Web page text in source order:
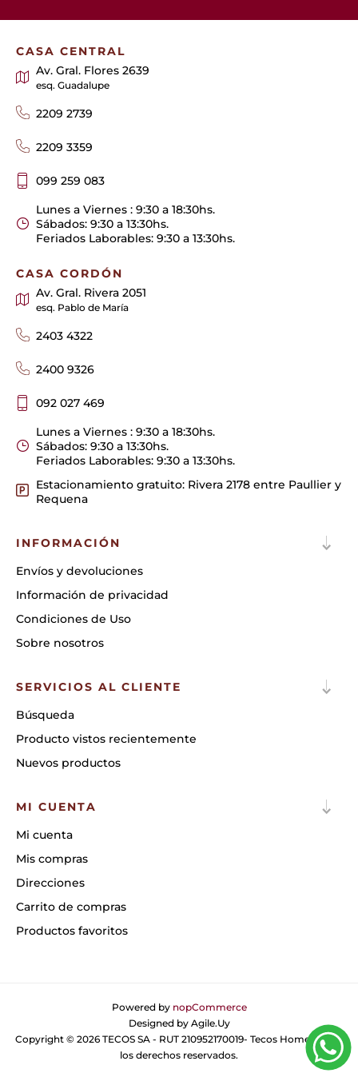
CASA CENTRAL
Av. Gral. Flores 2639
esq. Guadalupe
2209 2739
2209 3359
099 259 083
Lunes a Viernes : 9:30 a 18:30hs.
Sábados: 9:30 a 13:30hs.
Feriados Laborables: 9:30 a 13:30hs.
CASA CORDÓN
Av. Gral. Rivera 2051
esq. Pablo de María
2403 4322
2400 9326
092 027 469
Lunes a Viernes : 9:30 a 18:30hs.
Sábados: 9:30 a 13:30hs.
Feriados Laborables: 9:30 a 13:30hs.
Estacionamiento gratuito: Rivera 2178 entre Paullier y
Requena
INFORMACIÓN
Envíos y devoluciones
Información de privacidad
Condiciones de Uso
Sobre nosotros
SERVICIOS AL CLIENTE
Búsqueda
Producto vistos recientemente
Nuevos productos
MI CUENTA
Mi cuenta
Mis compras
Direcciones
Carrito de compras
Productos favoritos
Powered by nopCommerce
Designed by Agile.Uy
Copyright © 2026 TECOS SA - RUT 210952170019- Tecos Home. Todos
los derechos reservados.